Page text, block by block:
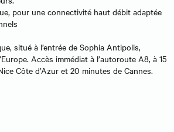
pour une connectivité haut débit adaptée
situé à l’entrée de Sophia Antipolis,
Accès immédiat à l’autoroute A8, à 15
Côte d’Azur et 20 minutes de Cannes.